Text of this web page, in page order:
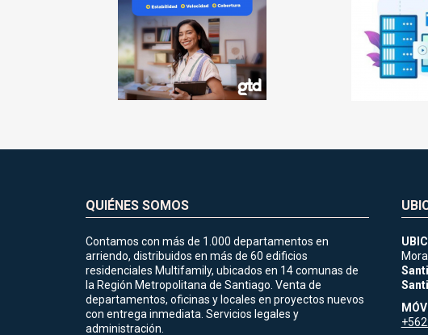
QUIÉNES SOMOS
Contamos con más de 1.000 departamentos en
arriendo, distribuidos en más de 60 edificios
residenciales Multifamily, ubicados en 14 comunas de
la Región Metropolitana de Santiago. Venta de
departamentos, oficinas y locales en proyectos nuevos
con entrega inmediata. Servicios legales y
administración.